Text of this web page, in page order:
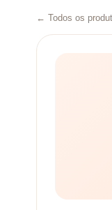
← Todos os